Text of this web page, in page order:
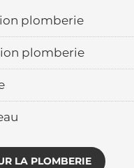
plomberie
plomberie
LA PLOMBERIE